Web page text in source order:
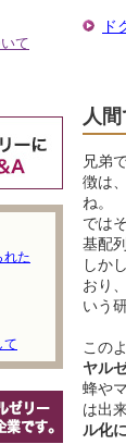
ド
人
兄弟
徴は
ね。
では
基配
しか
おり
いう
この
ヤル
蜂や
は出
ル化
て
れた
て